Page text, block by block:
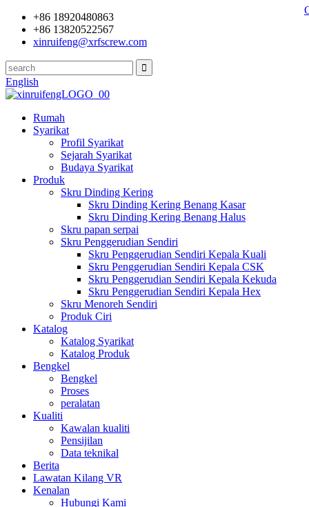
+86 18920480863
+86 13820522567
xinruifeng@xrfscrew.com
English
Rumah
Syarikat
Profil Syarikat
Sejarah Syarikat
Budaya Syarikat
Produk
Skru Dinding Kering
Skru Dinding Kering Benang Kasar
Skru Dinding Kering Benang Halus
Skru papan serpai
Skru Penggerudian Sendiri
Skru Penggerudian Sendiri Kepala Kuali
Skru Penggerudian Sendiri Kepala CSK
Skru Penggerudian Sendiri Kepala Kekuda
Skru Penggerudian Sendiri Kepala Hex
Skru Menoreh Sendiri
Produk Ciri
Katalog
Katalog Syarikat
Katalog Produk
Bengkel
Bengkel
Proses
peralatan
Kualiti
Kawalan kualiti
Pensijilan
Data teknikal
Berita
Lawatan Kilang VR
Kenalan
Hubungi Kami